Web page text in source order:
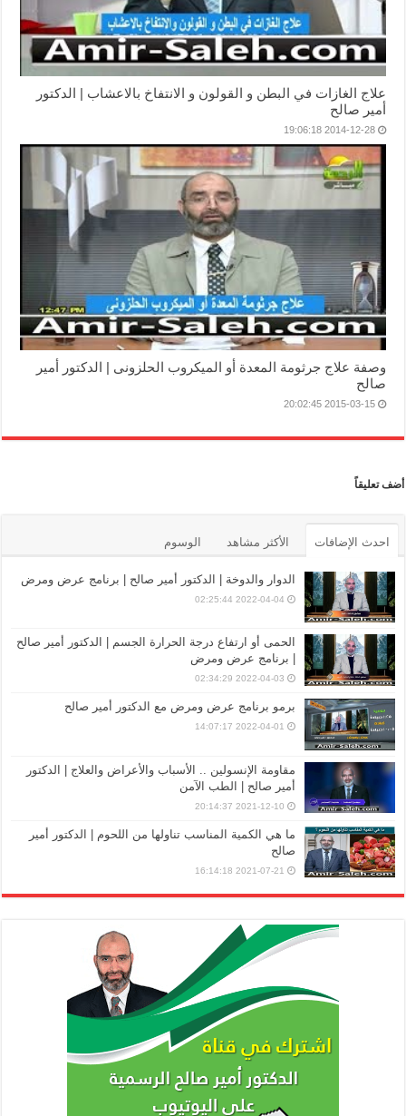
علاج الغازات في البطن و القولون و الانتفاخ بالاعشاب | الدكتور
أمير صالح
2014-12-28 19:06:18
وصفة علاج جرثومة المعدة أو الميكروب الحلزونى | الدكتور أمير
صالح
2015-03-15 20:02:45
أضف تعليقاً
احدث الإضافات الأكثر مشاهد الوسوم
الدوار والدوخة | الدكتور أمير صالح | برنامج عرض ومرض
2022-04-04 02:25:44
الحمى أو ارتفاع درجة الحرارة الجسم | الدكتور أمير صالح
| برنامج عرض ومرض
2022-04-03 02:34:29
برمو برنامج عرض ومرض مع الدكتور أمير صالح
2022-04-01 14:07:17
مقاومة الإنسولين .. الأسباب والأعراض والعلاج | الدكتور
أمير صالح | الطب الآمن
2021-12-10 20:14:37
ما هي الكمية المناسب تناولها من اللحوم | الدكتور أمير
صالح
2021-07-21 16:14:18